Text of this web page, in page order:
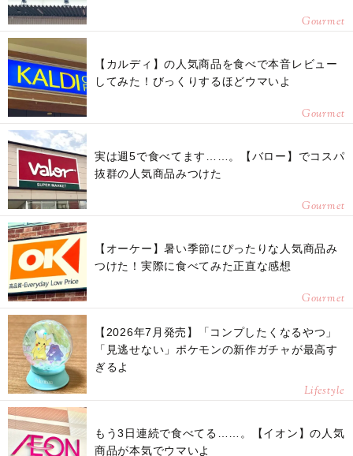
Gourmet
【カルディ】の人気商品を食べで本音レビュー
してみた！びっくりするほどウマいよ
Gourmet
実は週5で食べてます……。【バロー】でコスパ
抜群の人気商品みつけた
Gourmet
【オーケー】暑い季節にぴったりな人気商品み
つけた！実際に食べてみた正直な感想
Gourmet
【2026年7月発売】「コンプしたくなるやつ」
「見逃せない」ポケモンの新作ガチャが最高す
ぎるよ
Lifestyle
もう3日連続で食べてる……。【イオン】の人気
商品が本気でウマいよ